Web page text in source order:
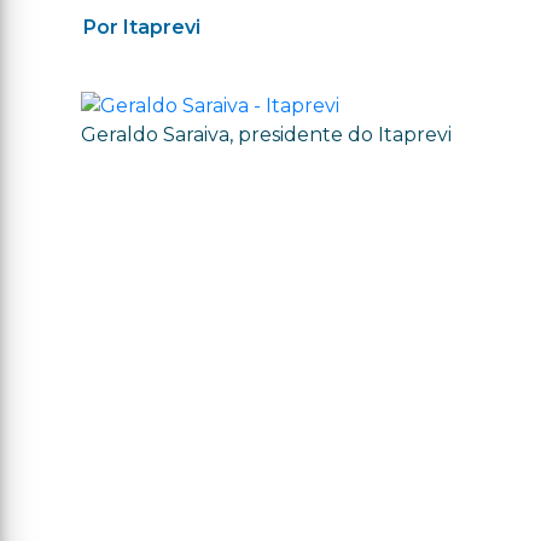
Por Itaprevi
Geraldo Saraiva, presidente do Itaprevi